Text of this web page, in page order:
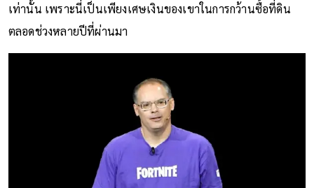
ความเห็นว่า สิ่งที่เขาทำลงไปเป็นการวางแผนทางการเงินก็
เท่านั้น เพราะนี่เป็นเพียงเศษเงินของเขาในการกว้านซื้อที่ดิน